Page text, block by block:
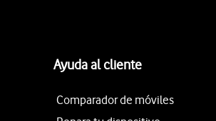
Ayuda al cliente
Comparador de móviles